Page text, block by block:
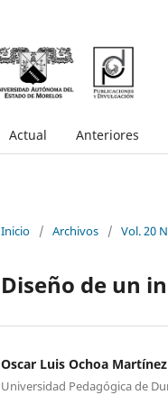
Actual Anteriores
Inicio / Archivos / Vol. 20
Diseño de un
Oscar Luis Ochoa Martínez
Universidad Pedagógica de